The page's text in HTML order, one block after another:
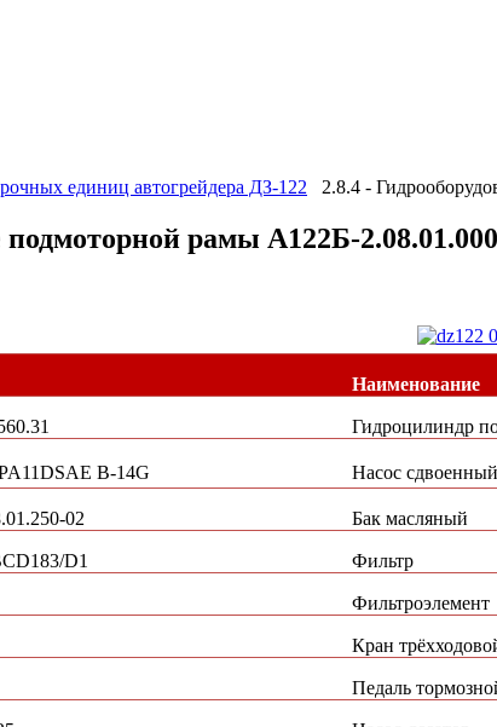
единиц автогрейдера ДЗ-122 2.8.4 -
подмоторной рамы А122Б-
Наименование
Гидроцилиндр
B-14G Насос
02 Бак масляный
D1 Фильтр
Фильтроэлемент
Кран
Педаль